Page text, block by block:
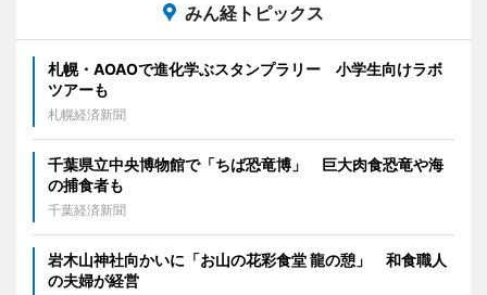
みん経トピックス
札幌・AOAOで進化学ぶスタンプラリー 小学生向けラボ
ツアーも
札幌経済新聞
千葉県立中央博物館で「ちば恐竜博」 巨大肉食恐竜や海
の捕食者も
千葉経済新聞
岩木山神社向かいに「お山の花彩食堂 龍の憩」 和食職人
の夫婦が経営